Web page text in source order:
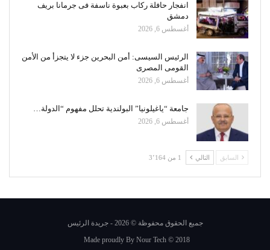
انفجار حافلة ركاب بعبوة ناسفة فى جرمانا بريف
دمشق
أغسطس 6, 2026
الرئيس السيسى: أمن البحرين جزء لا يتجزأ من الأمن
القومى المصرى
أغسطس 6, 2026
جامعة “ياغيلونيا” البولندية تحلل مفهوم “الدولة…
أغسطس 6, 2026
السابق التالي 1 من 3٬164
جميع الحقوق محفوظة © 2026 - جريدة الرئيس
Made proudly By Nour Tech © 2018